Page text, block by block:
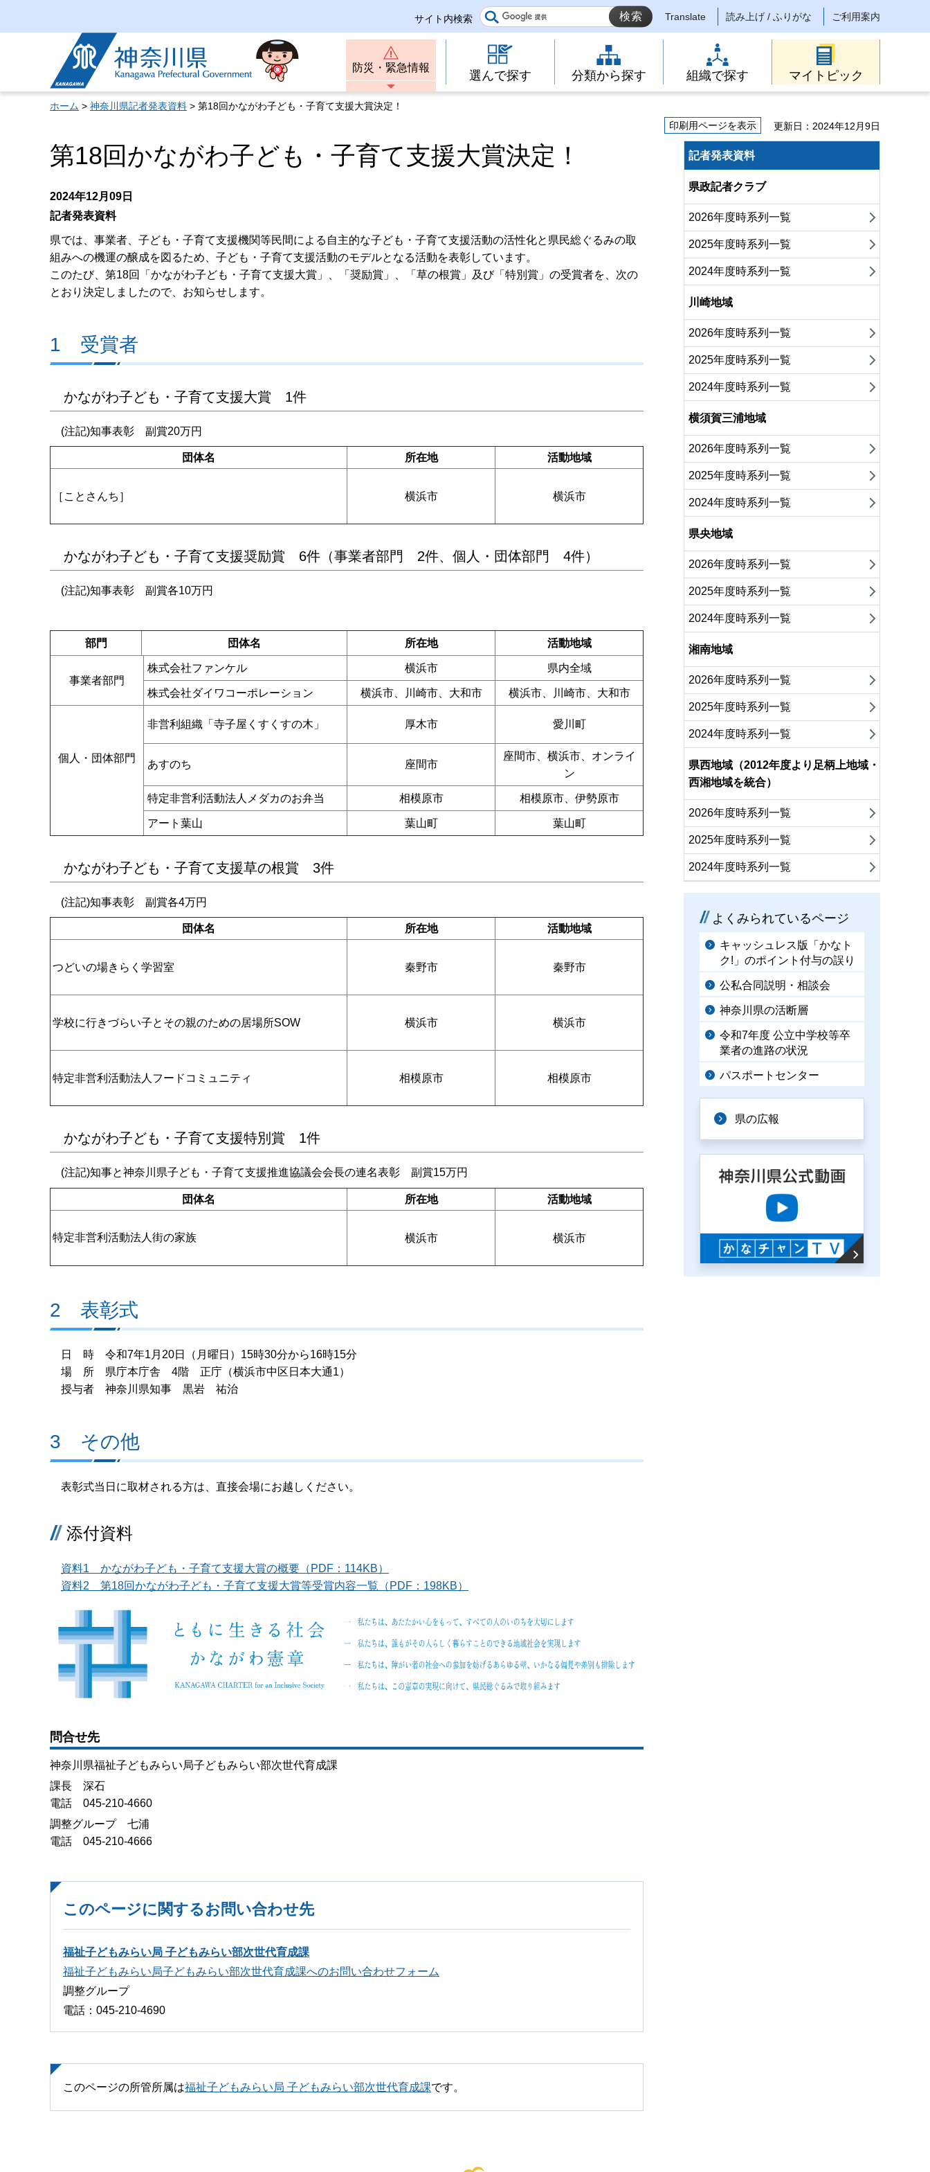
サイト内検索 Translate 読み上げ / ふりがな ご利用案内
神奈川県
防災・緊急情報
選んで探す 分類から探す 組織で探す マイトピック
ホーム > 神奈川県記者発表資料 > 第18回かながわ子ども・子育て支援大賞決定！
印刷用ページを表示
更新日：2024年12月9日
第18回かながわ子ども・子育て支援大賞決定！
2024年12月09日
記者発表資料
県では、事業者、子ども・子育て支援機関等民間による自主的な子ども・子育て支援活動の活性化と県民総ぐるみの取
組みへの機運の醸成を図るため、子ども・子育て支援活動のモデルとなる活動を表彰しています。
このたび、第18回「かながわ子ども・子育て支援大賞」、「奨励賞」、「草の根賞」及び「特別賞」の受賞者を、次の
とおり決定しましたので、お知らせします。
1 受賞者
かながわ子ども・子育て支援大賞 1件
(注記)知事表彰 副賞20万円
団体名 所在地 活動地域
［ことさんち］ 横浜市 横浜市
かながわ子ども・子育て支援奨励賞 6件（事業者部門 2件、個人・団体部門 4件）
(注記)知事表彰 副賞各10万円
部門 団体名 所在地 活動地域
事業者部門
株式会社ファンケル 横浜市 県内全域
株式会社ダイワコーポレーション 横浜市、川崎市、大和市 横浜市、川崎市、大和市
個人・団体部門
非営利組織「寺子屋くすくすの木」 厚木市 愛川町
あすのち 座間市
座間市、横浜市、オンライ
ン
特定非営利活動法人メダカのお弁当 相模原市 相模原市、伊勢原市
アート葉山 葉山町 葉山町
かながわ子ども・子育て支援草の根賞 3件
(注記)知事表彰 副賞各4万円
団体名 所在地 活動地域
つどいの場きらく学習室 秦野市 秦野市
学校に行きづらい子とその親のための居場所SOW 横浜市 横浜市
特定非営利活動法人フードコミュニティ 相模原市 相模原市
かながわ子ども・子育て支援特別賞 1件
(注記)知事と神奈川県子ども・子育て支援推進協議会会長の連名表彰 副賞15万円
団体名 所在地 活動地域
特定非営利活動法人街の家族 横浜市 横浜市
2 表彰式
日 時 令和7年1月20日（月曜日）15時30分から16時15分
場 所 県庁本庁舎 4階 正庁（横浜市中区日本大通1）
授与者 神奈川県知事 黒岩 祐治
3 その他
表彰式当日に取材される方は、直接会場にお越しください。
添付資料
資料1 かながわ子ども・子育て支援大賞の概要（PDF：114KB）
資料2 第18回かながわ子ども・子育て支援大賞等受賞内容一覧（PDF：198KB）
問合せ先
神奈川県福祉子どもみらい局子どもみらい部次世代育成課
課長 深石
電話 045-210-4660
調整グループ 七浦
電話 045-210-4666
このページに関するお問い合わせ先
福祉子どもみらい局 子どもみらい部次世代育成課
福祉子どもみらい局子どもみらい部次世代育成課へのお問い合わせフォーム
調整グループ
電話：045-210-4690
このページの所管所属は福祉子どもみらい局 子どもみらい部次世代育成課です。
記者発表資料
県政記者クラブ
2026年度時系列一覧
2025年度時系列一覧
2024年度時系列一覧
川崎地域
2026年度時系列一覧
2025年度時系列一覧
2024年度時系列一覧
横須賀三浦地域
2026年度時系列一覧
2025年度時系列一覧
2024年度時系列一覧
県央地域
2026年度時系列一覧
2025年度時系列一覧
2024年度時系列一覧
湘南地域
2026年度時系列一覧
2025年度時系列一覧
2024年度時系列一覧
県西地域（2012年度より足柄上地域・
西湘地域を統合）
2026年度時系列一覧
2025年度時系列一覧
2024年度時系列一覧
よくみられているページ
キャッシュレス版「かなト
ク!」のポイント付与の誤り
公私合同説明・相談会
神奈川県の活断層
令和7年度 公立中学校等卒
業者の進路の状況
パスポートセンター
県の広報